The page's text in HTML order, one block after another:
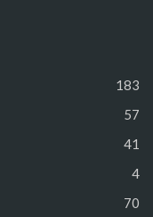
183
57
41
4
70